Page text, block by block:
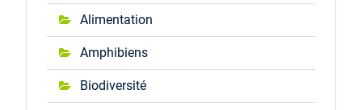
Alimentation
Amphibiens
Biodiversité